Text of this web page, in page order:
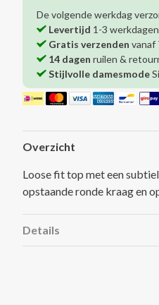
De volgende werkdag
Levertijd 1-3 werkdagen
Gratis verzenden vanaf
14 dagen ruilen &
Stijlvolle damesmode
Overzicht
Loose fit top met een
opstaande ronde kraag en
Details